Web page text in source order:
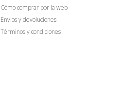
Cómo comprar por la web
Envios y devoluciones
Términos y condiciones